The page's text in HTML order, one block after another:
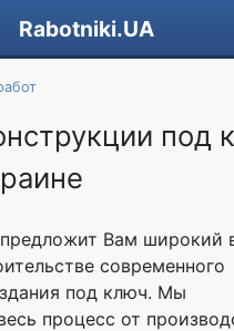
Rabotniki.UA
под
Вам широкий
современного
под ключ. Мы
процесс от